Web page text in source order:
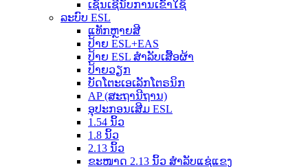
ເຊັນເຊີນັບການເຂົ້າໃຊ້
ລະບົບ ESL
ແທັກຫຼາຍສີ
ປ້າຍ ESL+EAS
ປ້າຍ ESL ສຳລັບເສື້ອຜ້າ
ປ້າຍວຽກ
ບັດໂຕະເອເລັກໂຕຣນິກ
AP (ສະຖານີຖານ)
ອຸປະກອນເສີມ ESL
1.54 ນິ້ວ
1.8 ນິ້ວ
2.13 ນິ້ວ
ຂະໜາດ 2.13 ນິ້ວ ສຳລັບແຊ່ແຂງ